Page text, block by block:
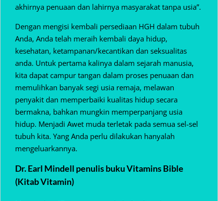
akhirnya penuaan dan lahirnya masyarakat tanpa usia”.
Dengan mengisi kembali persediaan HGH dalam tubuh
Anda, Anda telah meraih kembali daya hidup,
kesehatan, ketampanan/kecantikan dan seksualitas
anda. Untuk pertama kalinya dalam sejarah manusia,
kita dapat campur tangan dalam proses penuaan dan
memulihkan banyak segi usia remaja, melawan
penyakit dan memperbaiki kualitas hidup secara
bermakna, bahkan mungkin memperpanjang usia
hidup. Menjadi Awet muda terletak pada semua sel-sel
tubuh kita. Yang Anda perlu dilakukan hanyalah
mengeluarkannya.
Dr. Earl Mindell penulis buku Vitamins Bible
(Kitab Vitamin)